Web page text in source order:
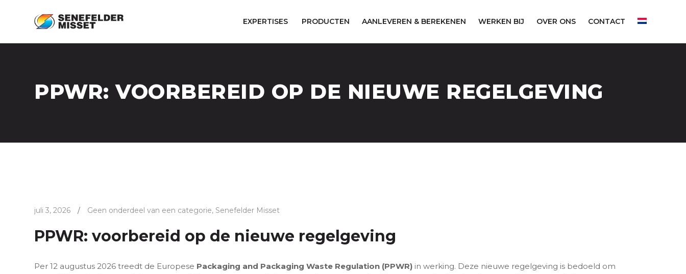
EXPERTISES PRODUCTEN AANLEVEREN & BEREKENEN WERKEN BIJ OVER ONS CONTACT
PPWR: VOORBEREID OP DE NIEUWE REGELGEVING
juli 3, 2026 / Geen onderdeel van een categorie, Senefelder Misset
PPWR: voorbereid op de nieuwe regelgeving
Per 12 augustus 2026 treedt de Europese Packaging and Packaging Waste Regulation (PPWR) in werking. Deze nieuwe regelgeving is bedoeld om